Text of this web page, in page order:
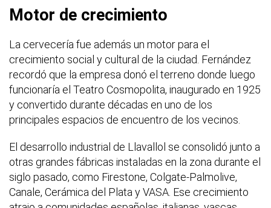
Motor de crecimiento
La cervecería fue además un motor para el
crecimiento social y cultural de la ciudad. Fernández
recordó que la empresa donó el terreno donde luego
funcionaría el Teatro Cosmopolita, inaugurado en 1925
y convertido durante décadas en uno de los
principales espacios de encuentro de los vecinos.
El desarrollo industrial de Llavallol se consolidó junto a
otras grandes fábricas instaladas en la zona durante el
siglo pasado, como Firestone, Colgate-Palmolive,
Canale, Cerámica del Plata y VASA. Ese crecimiento